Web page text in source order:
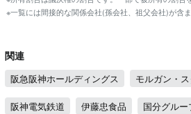
※一覧には間接的な関係会社(孫会社、祖父会社)が含
関連
阪急阪神ホールディングス モルガン・
阪神電気鉄道 伊藤忠食品 国分グルー